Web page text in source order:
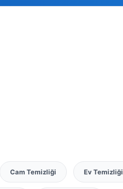
Cam Temizliği Ev Temizliği